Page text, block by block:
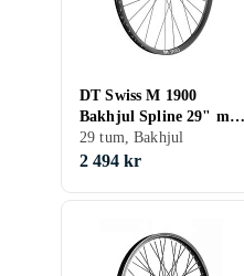
DT Swiss M 1900
Bakhjul Spline 29" mm
12X148 HG11
29 tum, Bakhjul
2 494 kr